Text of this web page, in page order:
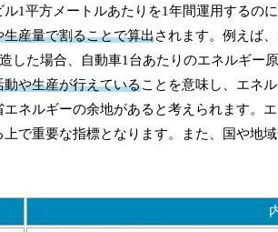
1平方メートルあたりを1年間運用するの
産量で割ることで算出されます。例えば
した場合、自動車1台あたりのエネルギー
や生産が行えていることを意味し、エネ
ネルギーの余地があると考えられます。
で重要な指標となります。また、国や地